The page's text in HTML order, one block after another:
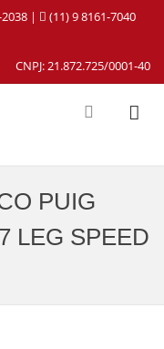
|
(11) 9 8161-7040
CNPJ: 21.872.725/0001-40
PUIG
LEG SPEED